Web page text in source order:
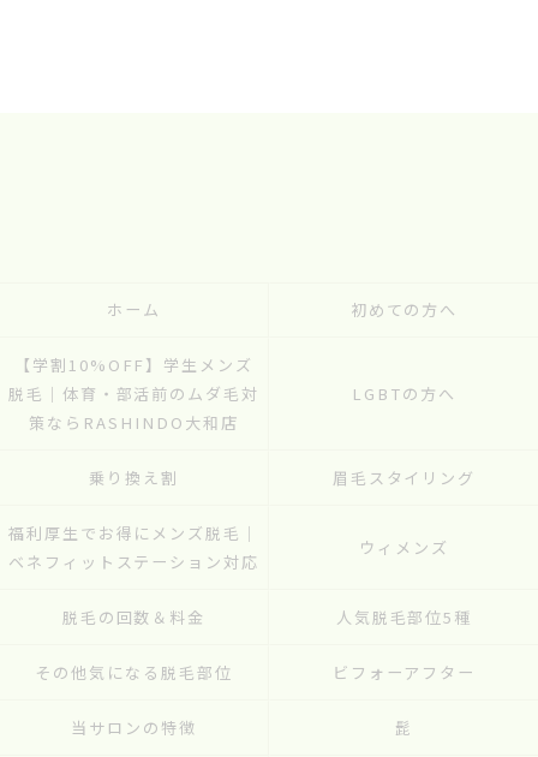
ホーム 初めての方へ
【学割10%OFF】学生メンズ
脱毛｜体育・部活前のムダ毛対
策ならRASHINDO大和店
LGBTの方へ
乗り換え割 眉毛スタイリング
福利厚生でお得にメンズ脱毛｜
ベネフィットステーション対応
ウィメンズ
脱毛の回数＆料金 人気脱毛部位5種
その他気になる脱毛部位 ビフォーアフター
当サロンの特徴 髭